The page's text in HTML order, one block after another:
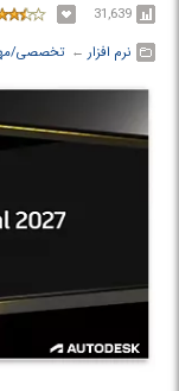
31,639
نرم افزار ← ‏تخصصی/